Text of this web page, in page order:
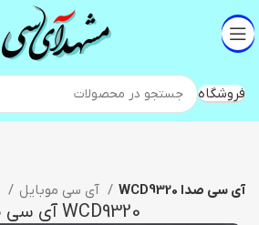
فروشگاه
WCD9320 آی سی صدا
WCD9320 آی سی صدا